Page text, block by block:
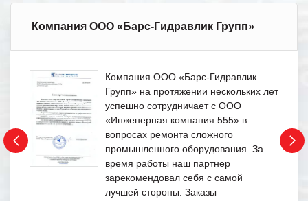
Компания ООО «Барс-Гидравлик Групп»
Компания ООО «Барс-Гидравлик
Групп» на протяжении нескольких лет
успешно сотрудничает с ООО
«Инженерная компания 555» в
вопросах ремонта сложного
промышленного оборудования. За
время работы наш партнер
зарекомендовал себя с самой
лучшей стороны. Заказы